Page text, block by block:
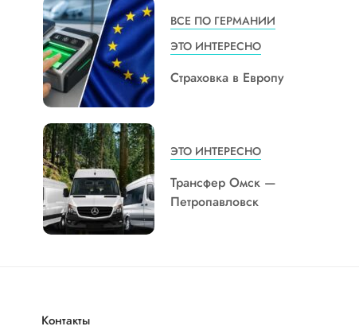
ВСЕ ПО ГЕРМАНИИ
ЭТО ИНТЕРЕСНО
Страховка в Европу
ЭТО ИНТЕРЕСНО
Трансфер Омск —
Петропавловск
Контакты